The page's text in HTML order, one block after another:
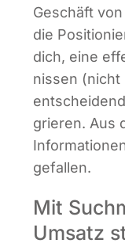
Geschäft
die
dich, eine
nis­sen (nicht
grie­ren. Aus
gefallen.
Mit
Umsatz